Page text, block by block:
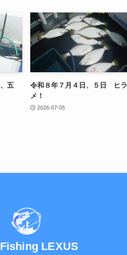
五
令和８年７月４日、５日 ヒラ
メ！
2026-07-05
LEXUS